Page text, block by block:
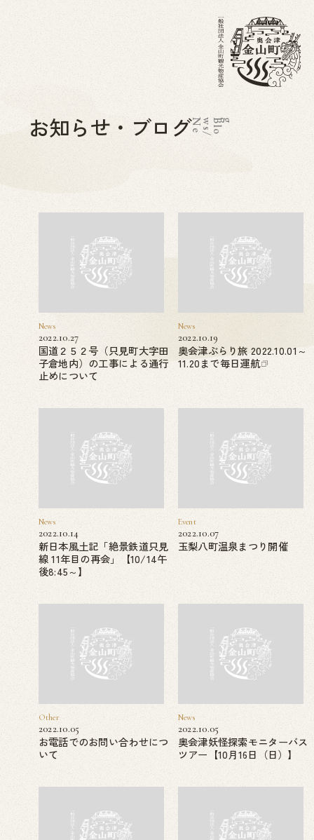
お知らせ・ブログN
e
w
s
/
B
l
o g
News
2022.10.27
国道２５２号（只見町大字田
子倉地内）の工事による通行
止めについて
News
2022.10.19
奥会津ぶらり旅 2022.10.01～
11.20まで毎日運航
News
2022.10.14
新日本風土記「絶景鉄道只見
線 11年目の再会」【10/14午
後8:45～】
Event
2022.10.07
玉梨八町温泉まつり開催
Other
2022.10.05
お電話でのお問い合わせにつ
いて
News
2022.10.05
奥会津妖怪探索モニターバス
ツアー【10月16日（日）】